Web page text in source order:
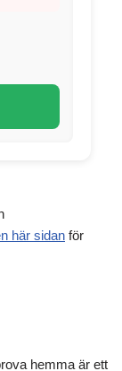
här sidan för
hemma är ett